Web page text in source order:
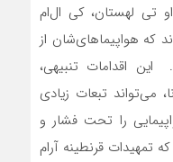
او تی لهستان، کی ال‌ام
که هواپیماهای‌شان از
اقدامات تنبیهی،
می‌تواند تبعات زیادی
را تحت فشار و
تمهیدات قرنطینه آرام